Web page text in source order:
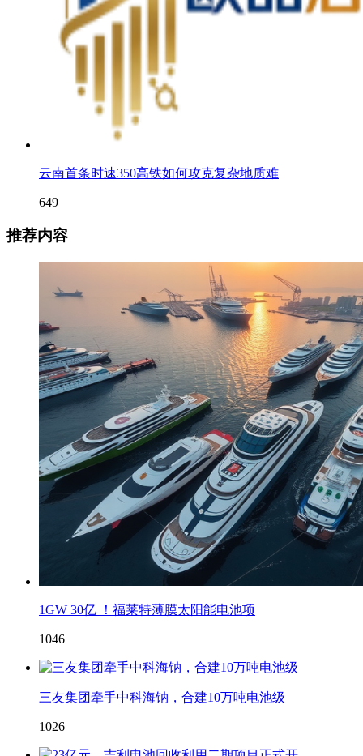
云南首条时速350高铁如何攻克复杂地质难
649
推荐内容
1GW 30亿 ！福莱特薄膜太阳能电池项
1046
三友集团牵手中科海钠，合建10万吨电池级
1026